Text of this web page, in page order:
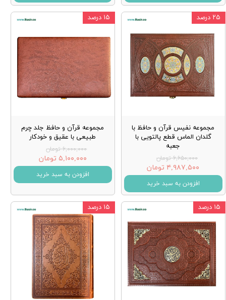
مجموعه نفیس قرآن و حافظ با
گلدان الماس قطع پالتویی با
جعبه
۶,۶۵۰,۰۰۰ تومان
۴,۹۸۷,۵۰۰ تومان
افزودن به سبد خرید
۲۵ درصد
مجموعه قرآن و حافظ جلد چرم
طبیعی با عقیق و خودکار
۶,۰۰۰,۰۰۰ تومان
۵,۱۰۰,۰۰۰ تومان
افزودن به سبد خرید
۱۵ درصد
۱۵ درصد ۱۵ درصد